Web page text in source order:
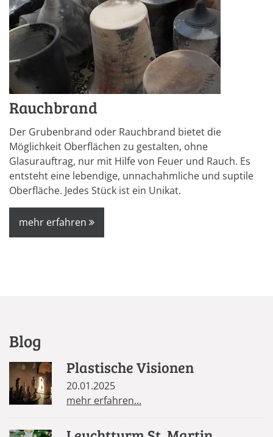
Rauchbrand
Der Grubenbrand oder Rauchbrand bietet die
Möglichkeit Oberflächen zu gestalten, ohne
Glasurauftrag, nur mit Hilfe von Feuer und Rauch. Es
entsteht eine lebendige, unnachahmliche und suptile
Oberfläche. Jedes Stück ist ein Unikat.
mehr erfahren
Blog
Plastische Visionen
20.01.2025
mehr erfahren...